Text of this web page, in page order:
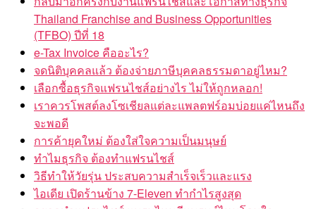
Thailand Franchise and Business Opportunities
(TFBO) ปีที่ 18
e-Tax Invoice คืออะไร?
จดนิติบุคคลแล้ว ต้องจ่ายภาษีบุคคลธรรมดาอยู่ไหม?
เลือกซื้อธุรกิจแฟรนไชส์อย่างไร ไม่ให้ถูกหลอก!
เราควรโพสต์ลงโซเชียลแต่ละแพลตฟร์อมบ่อยแค่ไหนถึง
จะพอดี
การค้ายุคใหม่ ต้องใส่ใจความเป็นมนุษย์
ทำไมธุรกิจ ต้องทำแฟรนไชส์
วิธีทำให้วัยรุ่น ประสบความสำเร็จเร็วและแรง
ไอเดีย เปิดร้านข้าง 7-Eleven ทำกำไรสูงสุด